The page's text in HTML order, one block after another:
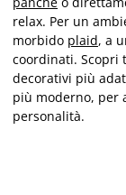
relax. Per un
morbido plaid, a
coordinati. Scopri
decorativi più
più moderno, per
personalità.